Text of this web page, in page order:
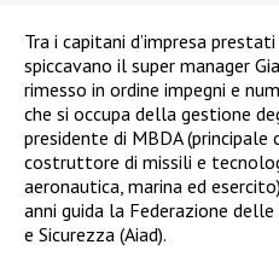
Tra i capitani d’impresa
spiccavano il super manager
rimesso in ordine impegni e
che si occupa della gestione
presidente di MBDA (principale
costruttore di missili e
aeronautica, marina ed
anni guida la Federazione
e Sicurezza (Aiad).